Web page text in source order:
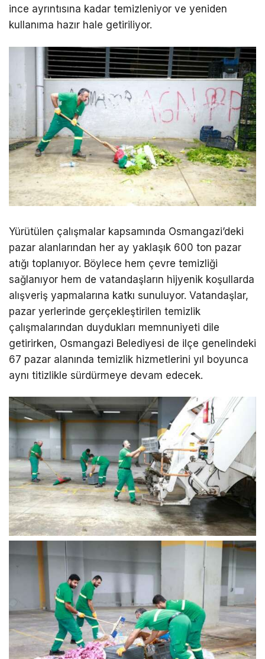
ince ayrıntısına kadar temizleniyor ve yeniden
kullanıma hazır hale getiriliyor.
Yürütülen çalışmalar kapsamında Osmangazi’deki
pazar alanlarından her ay yaklaşık 600 ton pazar
atığı toplanıyor. Böylece hem çevre temizliği
sağlanıyor hem de vatandaşların hijyenik koşullarda
alışveriş yapmalarına katkı sunuluyor. Vatandaşlar,
pazar yerlerinde gerçekleştirilen temizlik
çalışmalarından duydukları memnuniyeti dile
getirirken, Osmangazi Belediyesi de ilçe genelindeki
67 pazar alanında temizlik hizmetlerini yıl boyunca
aynı titizlikle sürdürmeye devam edecek.